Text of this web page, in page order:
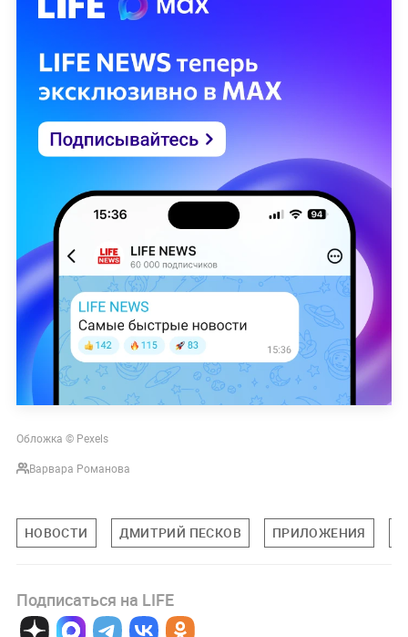
Обложка © Pexels
Варвара Романова
НОВОСТИ ДМИТРИЙ ПЕСКОВ ПРИЛОЖЕНИЯ
Подписаться на LIFE